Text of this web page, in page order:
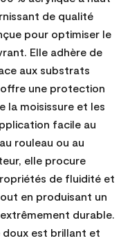
de qualité
pour optimiser le
Elle adhère de
aux substrats
une protection
la moisissure et les
facile au
rouleau ou au
elle procure
de fluidité et
en produisant un
durable.
doux est brillant et